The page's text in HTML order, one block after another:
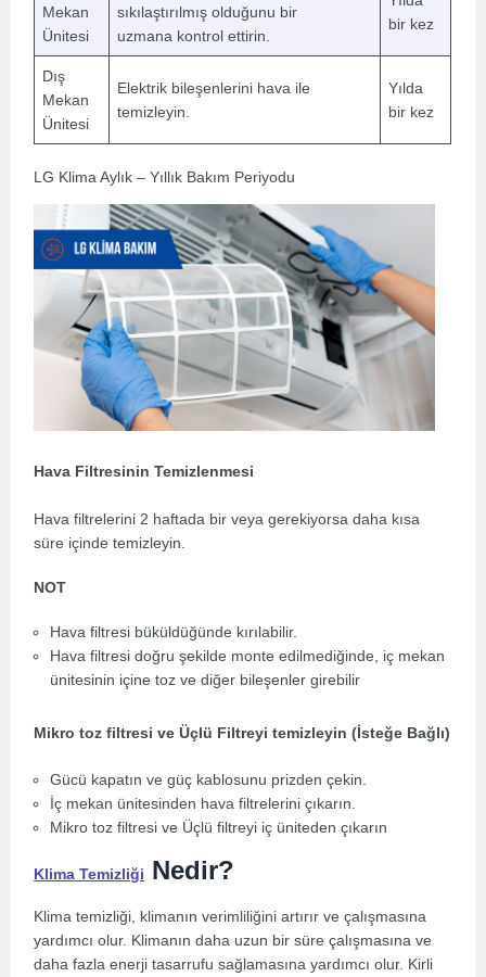
Mekan
Ünitesi
sıkılaştırılmış olduğunu bir
uzmana kontrol ettirin.
bir kez
Dış
Mekan
Ünitesi
Elektrik bileşenlerini hava ile
temizleyin.
Yılda
bir kez
LG Klima Aylık – Yıllık Bakım Periyodu
Hava Filtresinin Temizlenmesi
Hava filtrelerini 2 haftada bir veya gerekiyorsa daha kısa
süre içinde temizleyin.
NOT
Hava filtresi büküldüğünde kırılabilir.
Hava filtresi doğru şekilde monte edilmediğinde, iç mekan
ünitesinin içine toz ve diğer bileşenler girebilir
Mikro toz filtresi ve Üçlü Filtreyi temizleyin (İsteğe Bağlı)
Gücü kapatın ve güç kablosunu prizden çekin.
İç mekan ünitesinden hava filtrelerini çıkarın.
Mikro toz filtresi ve Üçlü filtreyi iç üniteden çıkarın
Klima Temizliği Nedir?
Klima temizliği, klimanın verimliliğini artırır ve çalışmasına
yardımcı olur. Klimanın daha uzun bir süre çalışmasına ve
daha fazla enerji tasarrufu sağlamasına yardımcı olur. Kirli